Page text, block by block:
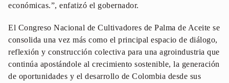
económicas.”, enfatizó el gobernador.
El Congreso Nacional de Cultivadores de Palma de Aceite se
consolida una vez más como el principal espacio de diálogo,
reflexión y construcción colectiva para una agroindustria que
continúa apostándole al crecimiento sostenible, la generación
de oportunidades y el desarrollo de Colombia desde sus